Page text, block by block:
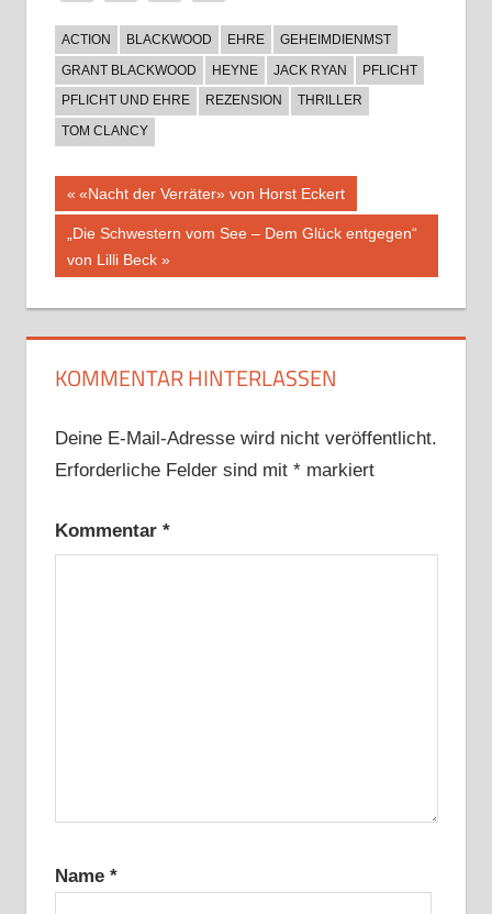
ACTION BLACKWOOD EHRE
GEHEIMDIENMST
GRANT BLACKWOOD
HEYNE JACK RYAN
PFLICHT
PFLICHT UND EHRE
REZENSION
THRILLER
TOM CLANCY
Beitragsnavigation
Vorheriger
Beitrag:
«Nacht der Verräter» von Horst Eckert
Nächster
Beitrag:
„Die Schwestern vom See – Dem Glück entgegen“
von Lilli Beck
KOMMENTAR HINTERLASSEN
Deine E-Mail-Adresse wird nicht veröffentlicht.
Erforderliche Felder sind mit *markiert
Kommentar *
Name *